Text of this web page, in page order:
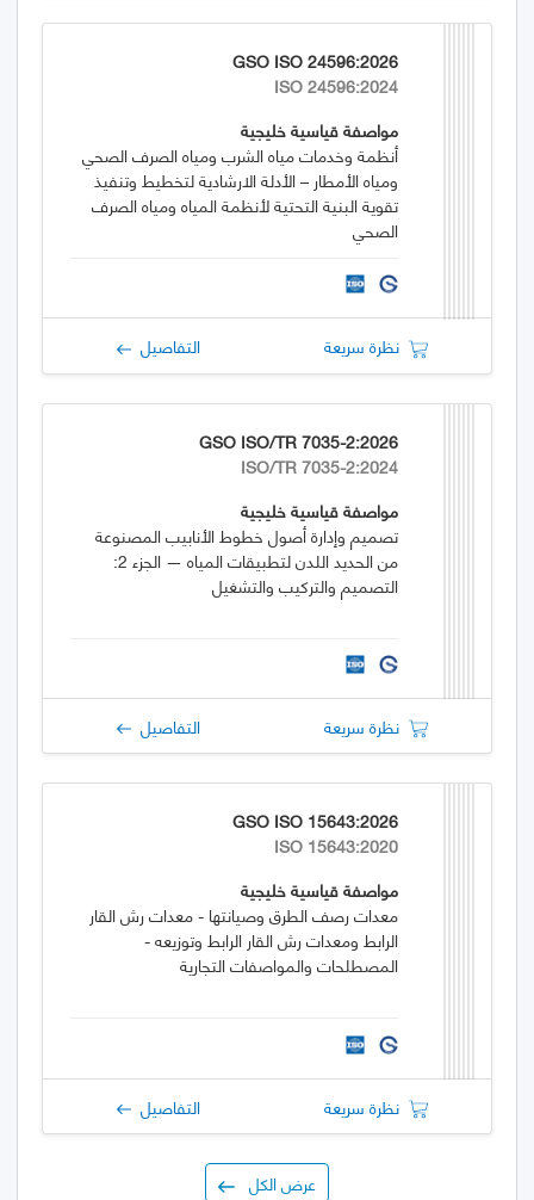
GSO ISO 24596:2026
ISO 24596:2024
مواصفة قياسية خليجية
أنظمة وخدمات مياه الشرب ومياه الصرف الصحي
ومياه الأمطار – الأدلة الارشادية لتخطيط وتنفيذ
تقوية البنية التحتية لأنظمة المياه ومياه الصرف
الصحي
نظرة سريعة التفاصيل
GSO ISO/TR 7035-2:2026
ISO/TR 7035-2:2024
مواصفة قياسية خليجية
تصميم وإدارة أصول خطوط الأنابيب المصنوعة
من الحديد اللدن لتطبيقات المياه — الجزء 2:
التصميم والتركيب والتشغيل
نظرة سريعة التفاصيل
GSO ISO 15643:2026
ISO 15643:2020
مواصفة قياسية خليجية
معدات رصف الطرق وصيانتها - معدات رش القار
الرابط ومعدات رش القار الرابط وتوزيعه -
المصطلحات والمواصفات التجارية
نظرة سريعة التفاصيل
عرض الكل